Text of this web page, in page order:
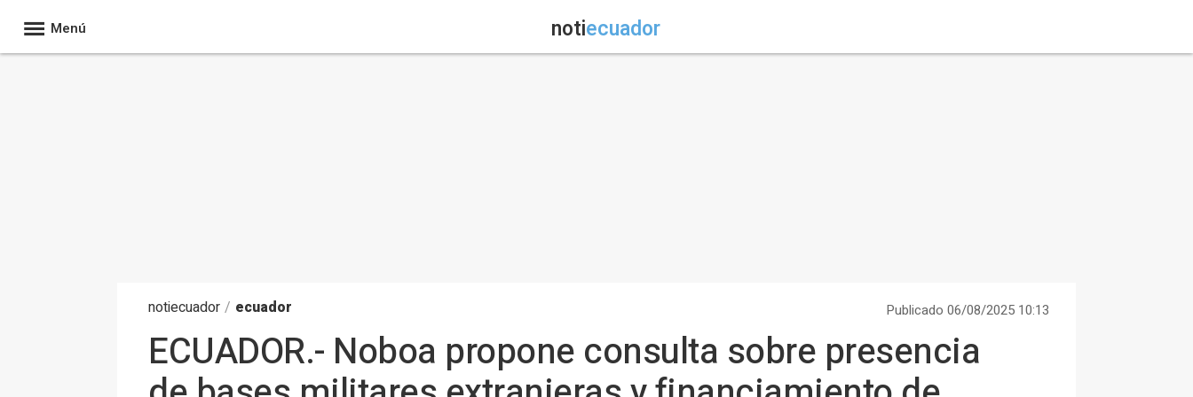
Menú notiecuador
notiecuador / ecuador Publicado 06/08/2025 10:13
ECUADOR.- Noboa propone consulta sobre presencia